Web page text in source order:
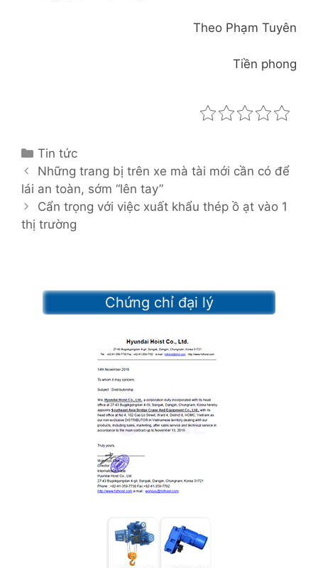
Theo Phạm Tuyên
Tiền phong
C
a
t
e
g
e
s
Tin tức
P
o
s
t
Những trang bị trên xe mà tài mới cần có để
lái an toàn, sớm “lên tay”
Cẩn trọng với việc xuất khẩu thép ồ ạt vào 1
thị trường
Chứng chỉ đại lý